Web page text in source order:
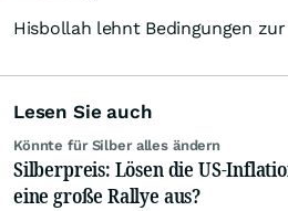
Hisbollah lehnt Bedingungen
Lesen Sie auch
Könnte für Silber alles ändern
Silberpreis: Lösen die US-
eine große Rallye aus?